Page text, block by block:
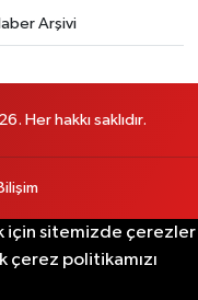
Arşivi
Her hakkı saklıdır.
için sitemizde çerezler
çerez politikamızı